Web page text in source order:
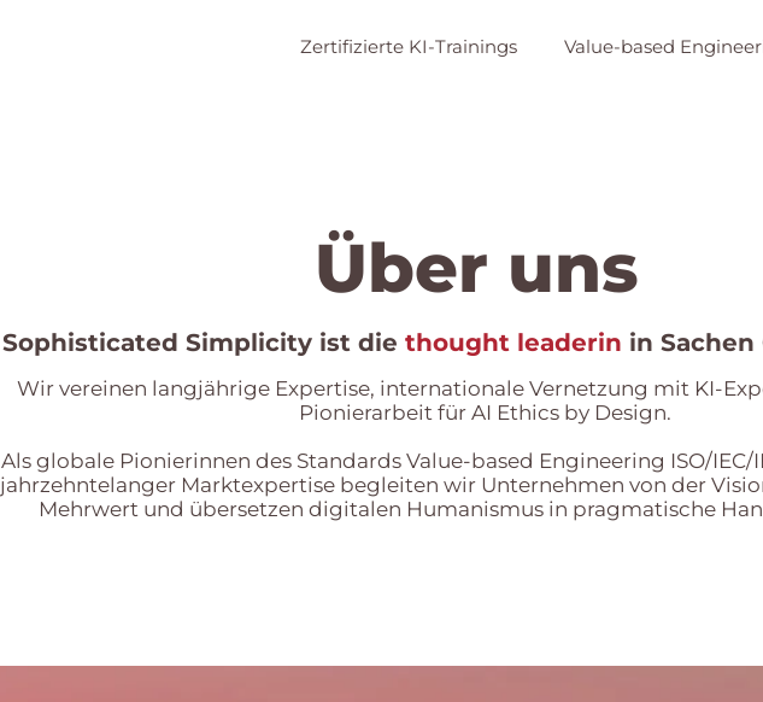
Zertifizierte KI-Trainings Value-based
Über uns
Sophisticated Simplicity ist die thought leaderin in Sachen
Wir vereinen langjährige Expertise, internationale Vernetzung mit KI-
Pionierarbeit für AI Ethics by Design.
Als globale Pionierinnen des Standards Value-based Engineering ISO/IEC/
jahrzehntelanger Marktexpertise begleiten wir Unternehmen von der
Mehrwert und übersetzen digitalen Humanismus in pragmatische